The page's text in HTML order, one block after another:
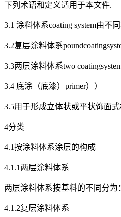
下列术语和定义适用于本文件.
3.1 涂料体系coating system由不
3.2复层涂料体系
3.3两层涂料体系two
3.4 底涂（底漆）primer））
3.5用于形成立体状或平状饰面
4分类
4.1按涂料体系涂层的构成
4.1.1两层涂料体系
两层涂料体系按基料的不同分
4.1.2复层涂料体系